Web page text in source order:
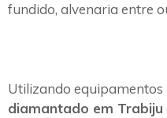
fundido, alvenaria entre
Utilizando equipamentos
diamantado em Trabiju